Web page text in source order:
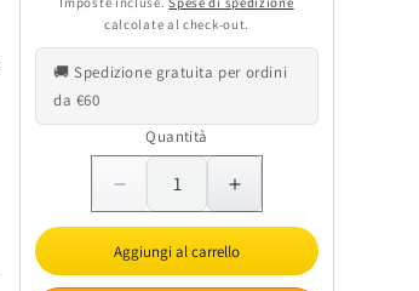
di
listino
calcolate al check-out.
🚚 Spedizione gratuita per ordini
da €60
Quantità
Quantità
Diminuisci
quantità
per
Interruttore
Aumenta
quantità
per
Interruttore
Aggiungi al carrello